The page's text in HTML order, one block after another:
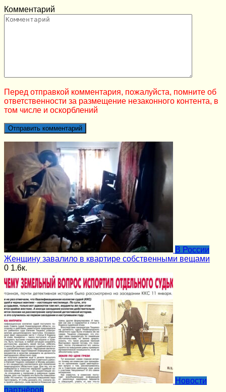
Комментарий
Перед отправкой комментария, пожалуйста, помните об
ответственности за размещение незаконного контента, в
том числе и оскорблений
В России
Женщину завалило в квартире собственными вещами
0 1.6к.
Новости
партнёров